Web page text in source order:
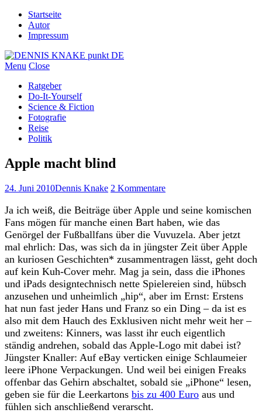
Startseite
Autor
Impressum
Menu Close
Ratgeber
Do-It-Yourself
Science & Fiction
Fotografie
Reise
Politik
Apple macht blind
24. Juni 2010Dennis Knake 2 Kommentare
Ja ich weiß, die Beiträge über Apple und seine komischen
Fans mögen für manche einen Bart haben, wie das
Genörgel der Fußballfans über die Vuvuzela. Aber jetzt
mal ehrlich: Das, was sich da in jüngster Zeit über Apple
an kuriosen Geschichten* zusammentragen lässt, geht doch
auf kein Kuh-Cover mehr. Mag ja sein, dass die iPhones
und iPads designtechnisch nette Spielereien sind, hübsch
anzusehen und unheimlich „hip“, aber im Ernst: Erstens
hat nun fast jeder Hans und Franz so ein Ding – da ist es
also mit dem Hauch des Exklusiven nicht mehr weit her –
und zweitens: Kinners, was lasst ihr euch eigentlich
ständig andrehen, sobald das Apple-Logo mit dabei ist?
Jüngster Knaller: Auf eBay verticken einige Schlaumeier
leere iPhone Verpackungen. Und weil bei einigen Freaks
offenbar das Gehirn abschaltet, sobald sie „iPhone“ lesen,
geben sie für die Leerkartons bis zu 400 Euro aus und
fühlen sich anschließend verarscht.